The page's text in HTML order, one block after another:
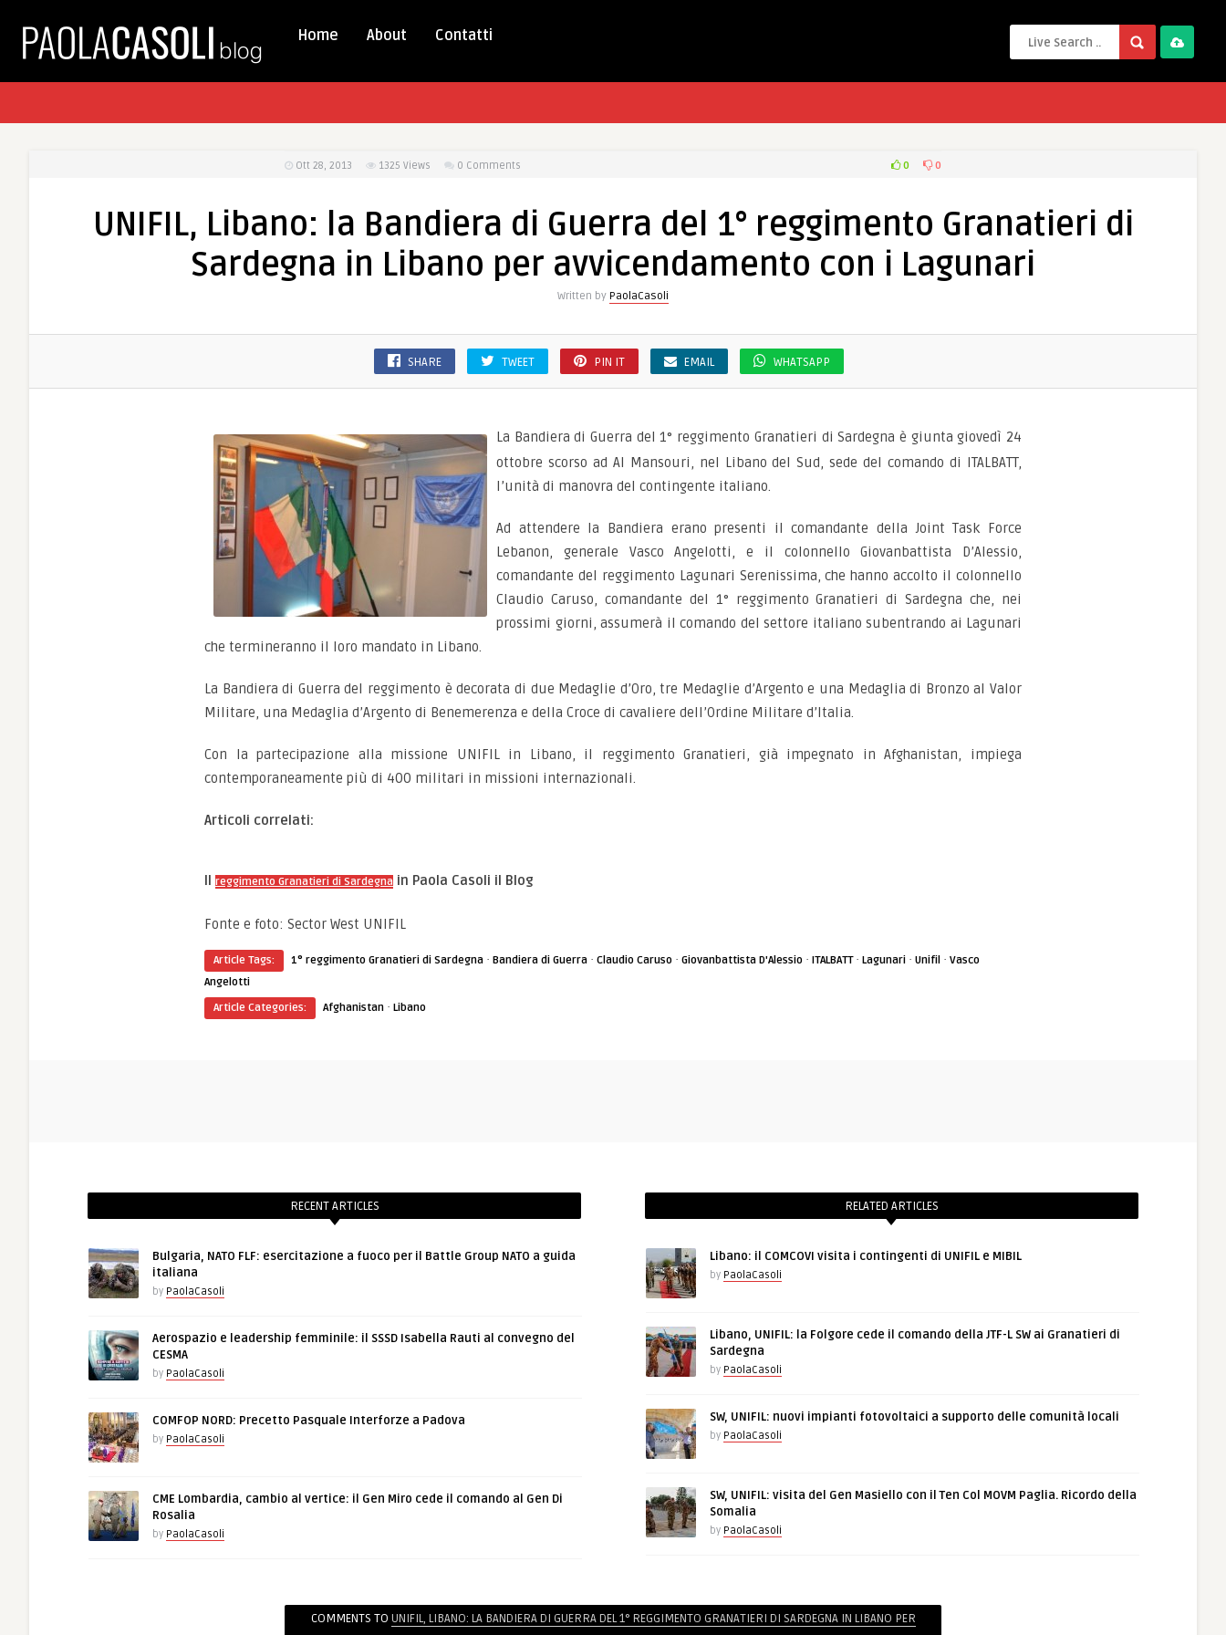
Home About Contatti
Ott 28, 2013 1325 Views 0 Comments 0 0
UNIFIL, Libano: la Bandiera di Guerra del 1° reggimento Granatieri di
Sardegna in Libano per avvicendamento con i Lagunari
Written by PaolaCasoli
SHARE TWEET PIN IT EMAIL WHATSAPP
La Bandiera di Guerra del 1° reggimento Granatieri di Sardegna è giunta giovedì 24
ottobre scorso ad Al Mansouri, nel Libano del Sud, sede del comando di ITALBATT,
l’unità di manovra del contingente italiano.
Ad attendere la Bandiera erano presenti il comandante della Joint Task Force
Lebanon, generale Vasco Angelotti, e il colonnello Giovanbattista D’Alessio,
comandante del reggimento Lagunari Serenissima, che hanno accolto il colonnello
Claudio Caruso, comandante del 1° reggimento Granatieri di Sardegna che, nei
prossimi giorni, assumerà il comando del settore italiano subentrando ai Lagunari
che termineranno il loro mandato in Libano.
La Bandiera di Guerra del reggimento è decorata di due Medaglie d’Oro, tre Medaglie d’Argento e una Medaglia di Bronzo al Valor
Militare, una Medaglia d’Argento di Benemerenza e della Croce di cavaliere dell’Ordine Militare d’Italia.
Con la partecipazione alla missione UNIFIL in Libano, il reggimento Granatieri, già impegnato in Afghanistan, impiega
contemporaneamente più di 400 militari in missioni internazionali.
Articoli correlati:
Il reggimento Granatieri di Sardegna in Paola Casoli il Blog
Fonte e foto: Sector West UNIFIL
Article Tags: 1° reggimento Granatieri di Sardegna · Bandiera di Guerra · Claudio Caruso · Giovanbattista D'Alessio · ITALBATT· Lagunari · Unifil · Vasco
Angelotti
Article Categories:
Afghanistan · Libano
RECENT ARTICLES
Bulgaria, NATO FLF: esercitazione a fuoco per il Battle Group NATO a guida
italiana
by PaolaCasoli
Aerospazio e leadership femminile: il SSSD Isabella Rauti al convegno del
CESMA
by PaolaCasoli
COMFOP NORD: Precetto Pasquale Interforze a Padova
by PaolaCasoli
CME Lombardia, cambio al vertice: il Gen Miro cede il comando al Gen Di
Rosalia
by PaolaCasoli
RELATED ARTICLES
Libano: il COMCOVI visita i contingenti di UNIFIL e MIBIL
by PaolaCasoli
Libano, UNIFIL: la Folgore cede il comando della JTF-L SW ai Granatieri di
Sardegna
by PaolaCasoli
SW, UNIFIL: nuovi impianti fotovoltaici a supporto delle comunità locali
by PaolaCasoli
SW, UNIFIL: visita del Gen Masiello con il Ten Col MOVM Paglia. Ricordo della
Somalia
by PaolaCasoli
COMMENTS TO UNIFIL, LIBANO: LA BANDIERA DI GUERRA DEL 1° REGGIMENTO GRANATIERI DI SARDEGNA IN LIBANO PER